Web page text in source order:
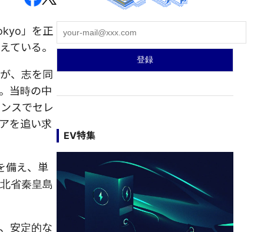
」を正
ている。
、志を同
当時の中
スでセレ
を追い求
備え、単
省秦皇島
安定的な
EV特集